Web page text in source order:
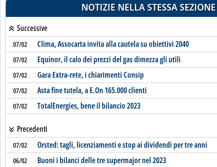
NOTIZIE NELLA STESSA SEZIONE
Successive
07/02 Clima, Assocarta invita alla cautela su obiettivi 2040
07/02 Equinor, il calo dei prezzi del gas dimezza gli utili
07/02 Gara Extra-rete, i chiarimenti Consip
07/02 Asta fine tutela, a E.On 165.000 clienti
07/02 TotalEnergies, bene il bilancio 2023
Precedenti
07/02 Orsted: tagli, licenziamenti e stop ai dividendi per tre anni
06/02 Buoni i bilanci delle tre supermajor nel 2023